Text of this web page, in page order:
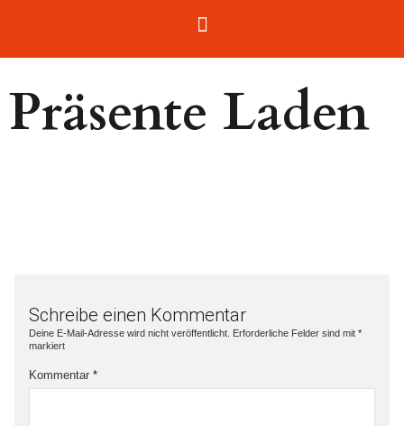
Präsente Laden
Schreibe einen Kommentar
Deine E-Mail-Adresse wird nicht veröffentlicht. Erforderliche Felder sind mit *
markiert
Kommentar *